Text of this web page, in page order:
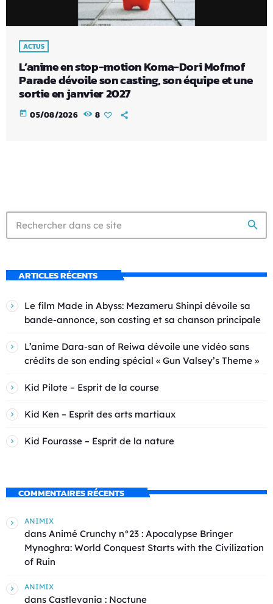
ACTUS
L’anime en stop-motion Koma-Dori Mofmof
Parade dévoile son casting, son équipe et une
sortie en janvier 2027
today 05/08/2026 8
search
ARTICLES RÉCENTS
Le film Made in Abyss: Mezameru Shinpi dévoile sa
bande-annonce, son casting et sa chanson principale
L’anime Dara-san of Reiwa dévoile une vidéo sans
crédits de son ending spécial « Gun Valsey’s Theme »
Kid Pilote – Esprit de la course
Kid Ken – Esprit des arts martiaux
Kid Fourasse – Esprit de la nature
COMMENTAIRES RÉCENTS
ANIMIX
dans Animé Crunchy n°23 : Apocalypse Bringer
Mynoghra: World Conquest Starts with the Civilization
of Ruin
ANIMIX
dans Castlevania : Noctune